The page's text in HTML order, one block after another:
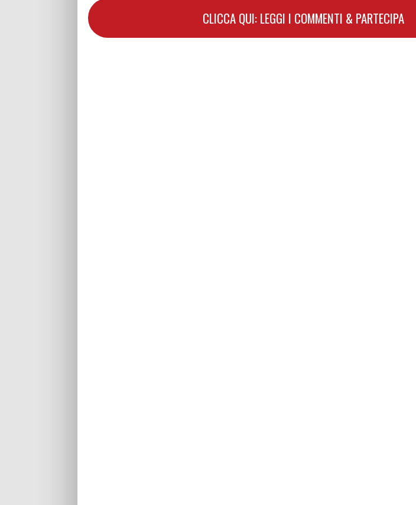
CLICCA QUI: LEGGI I COMMENTI & PARTECIPA